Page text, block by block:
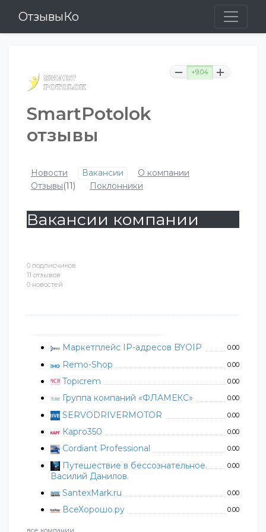
ОтзывыКо
0 подписчиков
11 отзывов
0 новостей
Маркетплейс IP-адресов BYOIP 0.00
Remo-Shop 0.00
Topicrem 0.00
Группа компаний «ФЛАМЕКС» 0.00
SERVODRIVERMOTOR 0.00
Карго350 0.00
Cordiant Professional 0.00
Путешествие в бессознательное.
Василий Данилов.
0.00
SantexMark.ru 0.00
ВсеХорошо.ру 0.00
все компании
+9.04
SmartPotolok
отзывы
Новости Вакансии
О компании
Отзывы(11) Поклонники
Вакансии компании